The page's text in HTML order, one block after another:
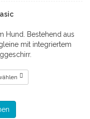
Hund. Bestehend aus
mit integriertem